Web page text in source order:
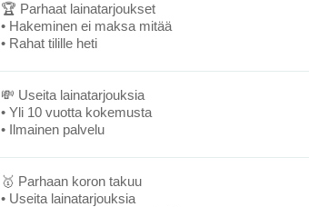
🏆 Parhaat lainatarjoukset
• Hakeminen ei maksa mitää
• Rahat tilille heti
💸 Useita lainatarjouksia
• Yli 10 vuotta kokemusta
• Ilmainen palvelu
🥇 Parhaan koron takuu
• Useita lainatarjouksia